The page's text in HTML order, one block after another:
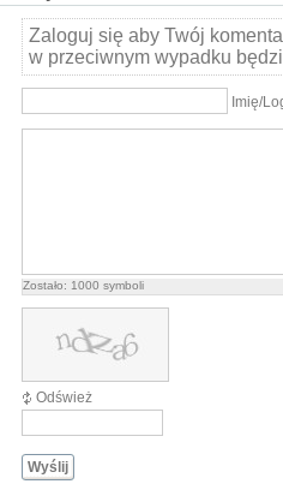
Zaloguj się aby Twój
w przeciwnym wypadku
Imię/
Zostało: 1000 symboli
Odśwież
Wyślij